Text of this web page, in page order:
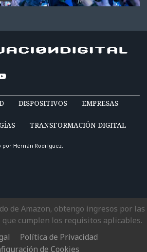
DISPOSITIVOS EMPRESAS
TRANSFORMACIÓN DIGITAL
por Hernán Rodríguez.
de Amazon, obtengo ingresos por las
que cumplen los requisitos aplicables.
Política de Privacidad
de Cookies